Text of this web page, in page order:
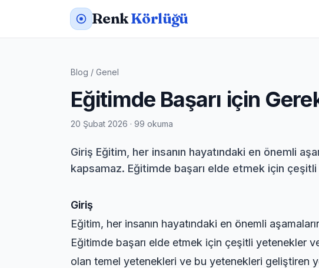
RenkKörlüğü
Blog / Genel
Eğitimde Başarı için
20 Şubat 2026 · 99 okuma
Giriş Eğitim, her insanın hayatındaki en önemli
kapsamaz. Eğitimde başarı elde etmek için
Giriş
Eğitim, her insanın hayatındaki en önemli
Eğitimde başarı elde etmek için çeşitli yetenekler
olan temel yetenekleri ve bu yetenekleri geliştiren